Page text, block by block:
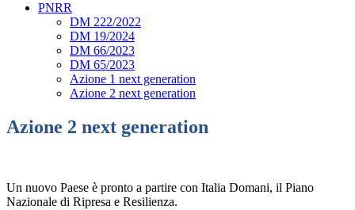
PNRR
DM 222/2022
DM 19/2024
DM 66/2023
DM 65/2023
Azione 1 next generation
Azione 2 next generation
Azione 2 next generation
Un nuovo Paese è pronto a partire con Italia Domani, il Piano
Nazionale di Ripresa e Resilienza.